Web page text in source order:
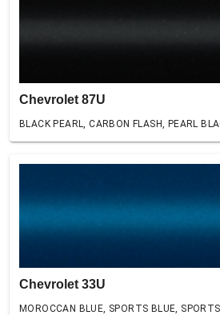
Chevrolet 87U
BLACK PEARL, CARBON FLASH, PEARL
Chevrolet 33U
MOROCCAN BLUE, SPORTS BLUE,